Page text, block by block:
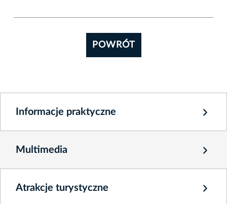
POWRÓT
Informacje praktyczne
Multimedia
Atrakcje turystyczne